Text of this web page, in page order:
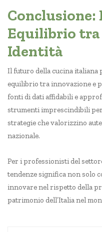
Conclusione:
Equilibrio tra
Identità
Il futuro della cucina italiana
equilibrio tra innovazione e
fonti di dati affidabili e
strumenti imprescindibili
strategie che valorizzino
nazionale.
Per i professionisti del
tendenze significa non solo
innovare nel rispetto della
patrimonio dell’Italia nel